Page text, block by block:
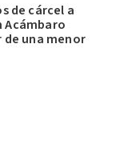
de cárcel a
Acámbaro
de una menor